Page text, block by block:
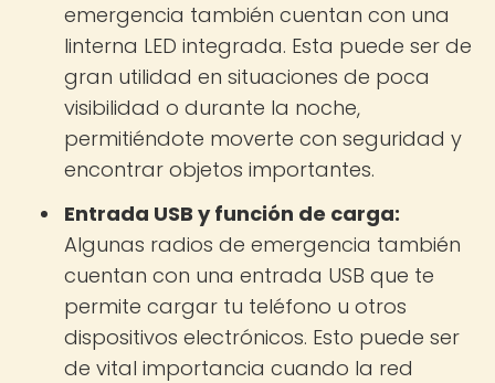
emergencia también cuentan con una
linterna LED integrada. Esta puede ser de
gran utilidad en situaciones de poca
visibilidad o durante la noche,
permitiéndote moverte con seguridad y
encontrar objetos importantes.
Entrada USB y función de carga:
Algunas radios de emergencia también
cuentan con una entrada USB que te
permite cargar tu teléfono u otros
dispositivos electrónicos. Esto puede ser
de vital importancia cuando la red